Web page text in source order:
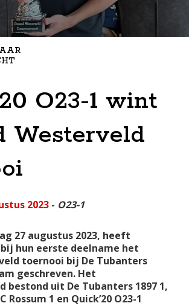
O23-1 wint
Westerveld
2023 - O23-1
27 augustus 2023, heeft
bij hun eerste deelname het
toernooi bij De Tubanters
geschreven. Het
bestond uit De Tubanters 1897 1,
Rossum 1 en Quick’20 O23-1